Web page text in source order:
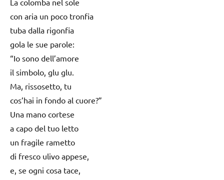
con aria un poco tronfia
tuba dalla rigonfia
gola le sue parole:
“Io sono dell’amore
il simbolo, glu glu.
Ma, rissosetto, tu
cos’hai in fondo al cuore?”
Una mano cortese
a capo del tuo letto
un fragile rametto
di fresco ulivo appese,
e, se ogni cosa tace,